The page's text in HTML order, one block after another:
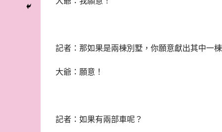
記者：那如果是兩棟別墅，你願意獻出其中一
大爺：願意！
記者：如果有兩部車呢？